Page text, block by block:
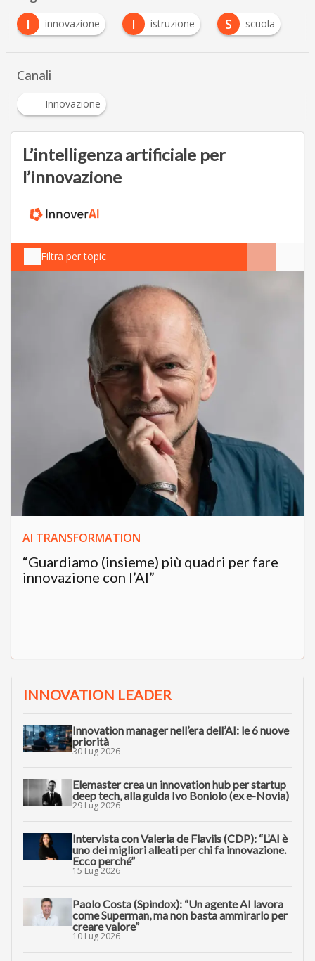
I
innovazione I istruzione S scuola
Canali
Innovazione
L’intelligenza artificiale per
l’innovazione
Filtra per topic
AI TRANSFORMATION
“Guardiamo (insieme) più quadri per fare
innovazione con l’AI”
INNOVATION LEADER
Innovation manager nell’era dell’AI: le 6 nuove
priorità
30 Lug 2026
Elemaster crea un innovation hub per startup
deep tech, alla guida Ivo Boniolo (ex e-Novia)
29 Lug 2026
Intervista con Valeria de Flaviis (CDP): “L’AI è
uno dei migliori alleati per chi fa innovazione.
Ecco perché”
15 Lug 2026
Paolo Costa (Spindox): “Un agente AI lavora
come Superman, ma non basta ammirarlo per
creare valore”
10 Lug 2026